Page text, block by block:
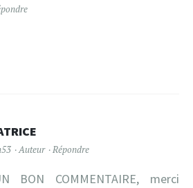
Auteur Répondre
BON COMMENTAIRE, merci